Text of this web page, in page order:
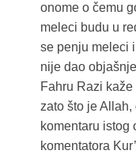
onome o čemu
meleci budu u
se penju meleci
nije dao
Fahru Razi
zato što je Allah,
komentaru istog
komentatora